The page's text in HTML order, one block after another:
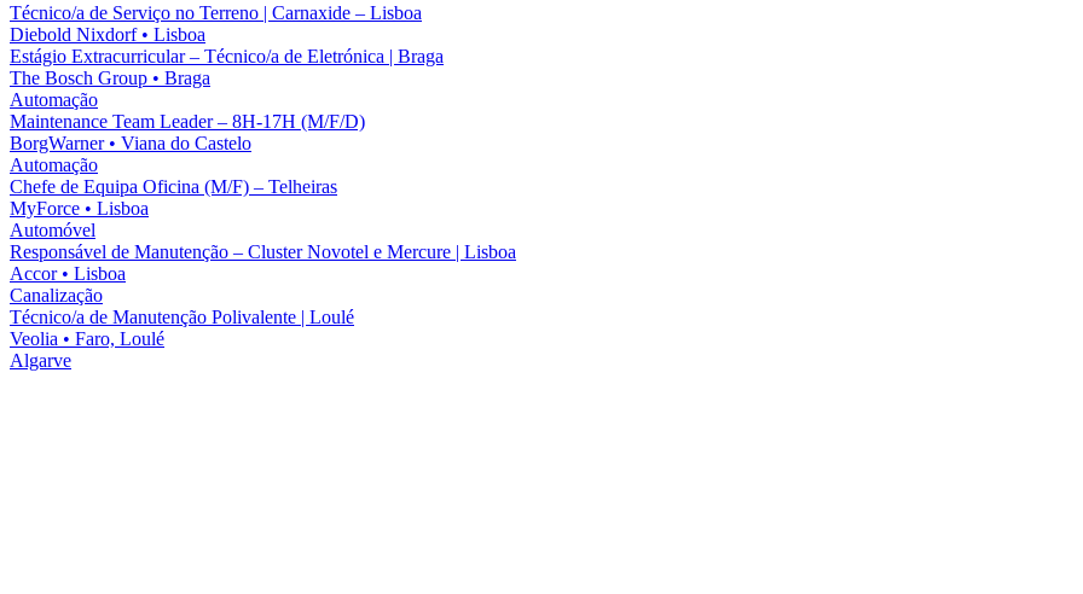
Técnico/a de Serviço no Terreno | Carnaxide – Lisboa
Diebold Nixdorf • Lisboa
Estágio Extracurricular – Técnico/a de Eletrónica | Braga
The Bosch Group • Braga
Automação
Maintenance Team Leader – 8H-17H (M/F/D)
BorgWarner • Viana do Castelo
Automação
Chefe de Equipa Oficina (M/F) – Telheiras
MyForce • Lisboa
Automóvel
Responsável de Manutenção – Cluster Novotel e Mercure | Lisboa
Accor • Lisboa
Canalização
Técnico/a de Manutenção Polivalente | Loulé
Veolia • Faro, Loulé
Algarve